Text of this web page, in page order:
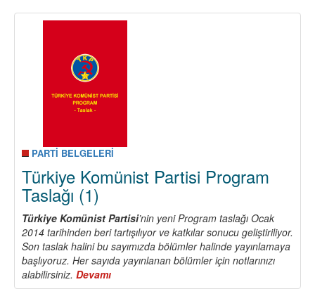
Komünist
PARTİ BELGELERİ
Türkiye Komünist Partisi Program
Taslağı (1)
Türkiye Komünist Partisi’nin yeni Program taslağı Ocak
2014 tarihinden beri tartışılıyor ve katkılar sonucu geliştiriliyor.
Son taslak halini bu sayımızda bölümler halinde yayınlamaya
başlıyoruz. Her sayıda yayınlanan bölümler için notlarınızı
alabilirsiniz. Devamı
Türkiye